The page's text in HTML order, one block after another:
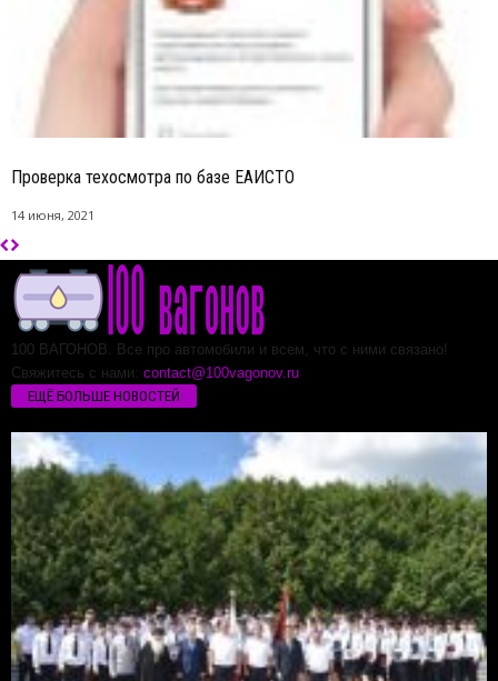
Проверка техосмотра по базе ЕАИСТО
14 июня, 2021
100 ВАГОНОВ. Все про автомобили и всем, что с ними связано!
Свяжитесь с нами: contact@100vagonov.ru
ЕЩЁ БОЛЬШЕ НОВОСТЕЙ